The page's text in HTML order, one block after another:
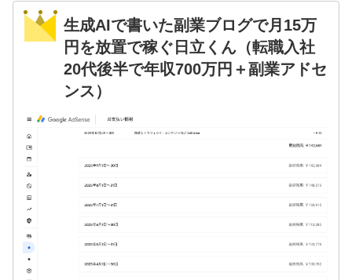
生成AIで書いた副業ブログで月15万
円を放置で稼ぐ日立くん（転職入社
20代後半で年収700万円＋副業アドセ
ンス）